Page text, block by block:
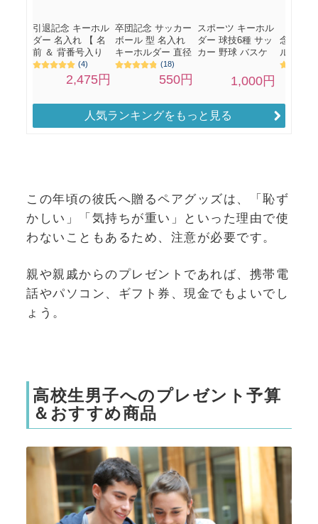
人気ランキングをもっと見る
この年頃の彼氏へ贈るペアグッズは、「恥ず
かしい」「気持ちが重い」といった理由で使
わないこともあるため、注意が必要です。
親や親戚からのプレゼントであれば、携帯電
話やパソコン、ギフト券、現金でもよいでし
ょう。
高校生男子へのプレゼント予算
＆おすすめ商品